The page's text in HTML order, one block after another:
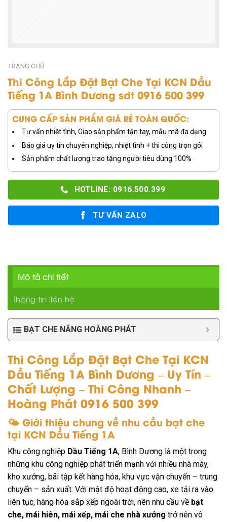
TRANG CHỦ
Thi Công Lắp Đặt Bạt Che Tại KCN Dầu
Tiếng 1A Bình Dương sdt 0916 500 399
CUNG CẤP SẢN PHẨM GIÁ RẺ TOÀN QUỐC:
Tư vấn nhiệt tình, Giao sản phẩm tận tay, mẫu mã đa dạng
Báo giá uy tín chuyên nghiệp, nhiệt tình + thi công trọn gói
Sản phẩm chất lượng trao tặng người tiêu dùng 100%
HOTLINE: 0916.500.399
TƯ VẤN ZALO
Mô tả chi tiết
Thông tin liên hệ
BẠT CHE NẮNG HOÀNG PHÁT
Thi Công Lắp Đặt Bạt Che Tại KCN
Dầu Tiếng 1A Bình Dương – Uy Tín –
Chất Lượng – Thi Công Nhanh –
Hoàng Phát 0916 500 399
🌤 Giới thiệu chung về nhu cầu bạt che
tại KCN Dầu Tiếng 1A
Khu công nghiệp Dầu Tiếng 1A, Bình Dương là một trong
những khu công nghiệp phát triển mạnh với nhiều nhà máy,
kho xưởng, bãi tập kết hàng hóa, khu vực vận chuyển – trung
chuyển – sản xuất. Với mật độ hoạt động cao, xe tải ra vào
liên tục, hàng hóa sắp xếp ngoài trời, nên nhu cầu về bạt
che, mái hiên, mái xếp, mái che nhà xưởng trở nên vô